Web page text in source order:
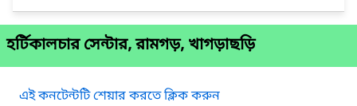
হর্টিকালচার সেন্টার, রামগড়, খাগড়াছড়ি
এই কনটেন্টটি শেয়ার করতে ক্লিক করুন